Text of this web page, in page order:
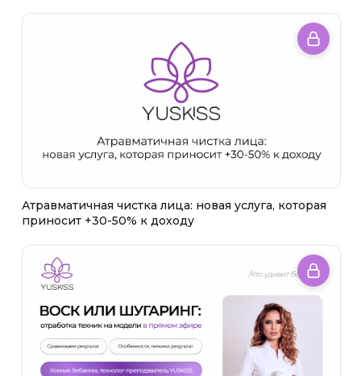
Атравматичная чистка лица: новая услуга, которая
приносит +30-50% к доходу